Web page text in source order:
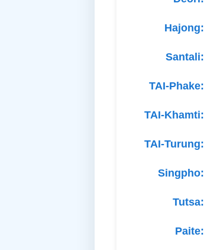
Hajong:
Santali:
TAI-Phake:
TAI-Khamti:
TAI-Turung:
Singpho:
Tutsa:
Paite: